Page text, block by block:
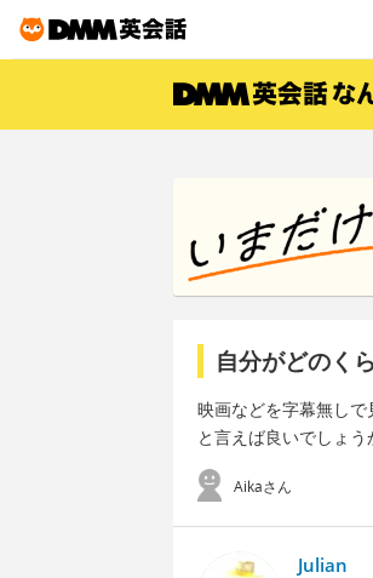
自分がどのく
映画などを字幕無し
と言えば良いでしょう
Aikaさん
Julian